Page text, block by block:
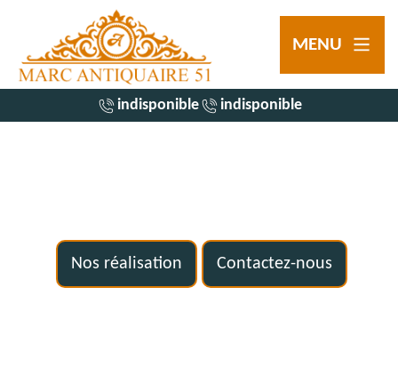
MENU
indisponible indisponible
Nos réalisation Contactez-nous